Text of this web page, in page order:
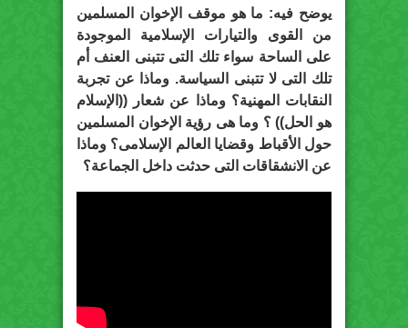
يوضح فيه: ما هو موقف الإخوان المسلمين
من القوى والتيارات الإسلامية الموجودة
على الساحة سواء تلك التى تتبنى العنف أم
تلك التى لا تتبنى السياسة. وماذا عن تجربة
النقابات المهنية؟ وماذا عن شعار ((الإسلام
هو الحل)) ؟ وما هى رؤية الإخوان المسلمين
حول الأقباط وقضايا العالم الإسلامى؟ وماذا
عن الانشقاقات التى حدثت داخل الجماعة؟